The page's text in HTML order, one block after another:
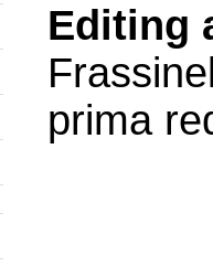
Editing
prima